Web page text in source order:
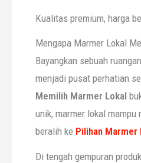
Kualitas premium, harga
Mengapa Marmer Lokal
Bayangkan sebuah
menjadi pusat perhatian
Memilih Marmer Lokal
unik, marmer lokal
beralih ke Pilihan Marmer
Di tengah gempuran